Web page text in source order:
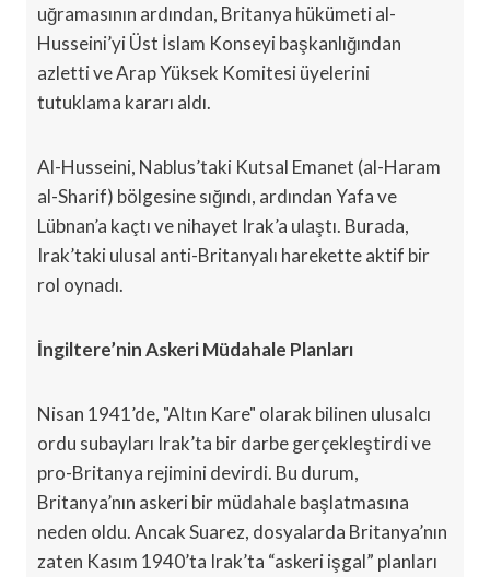
uğramasının ardından, Britanya hükümeti al-
Husseini’yi Üst İslam Konseyi başkanlığından
azletti ve Arap Yüksek Komitesi üyelerini
tutuklama kararı aldı.
Al-Husseini, Nablus’taki Kutsal Emanet (al-Haram
al-Sharif) bölgesine sığındı, ardından Yafa ve
Lübnan’a kaçtı ve nihayet Irak’a ulaştı. Burada,
Irak’taki ulusal anti-Britanyalı harekette aktif bir
rol oynadı.
İngiltere’nin Askeri Müdahale Planları
Nisan 1941’de, "Altın Kare" olarak bilinen ulusalcı
ordu subayları Irak’ta bir darbe gerçekleştirdi ve
pro-Britanya rejimini devirdi. Bu durum,
Britanya’nın askeri bir müdahale başlatmasına
neden oldu. Ancak Suarez, dosyalarda Britanya’nın
zaten Kasım 1940’ta Irak’ta “askeri işgal” planları